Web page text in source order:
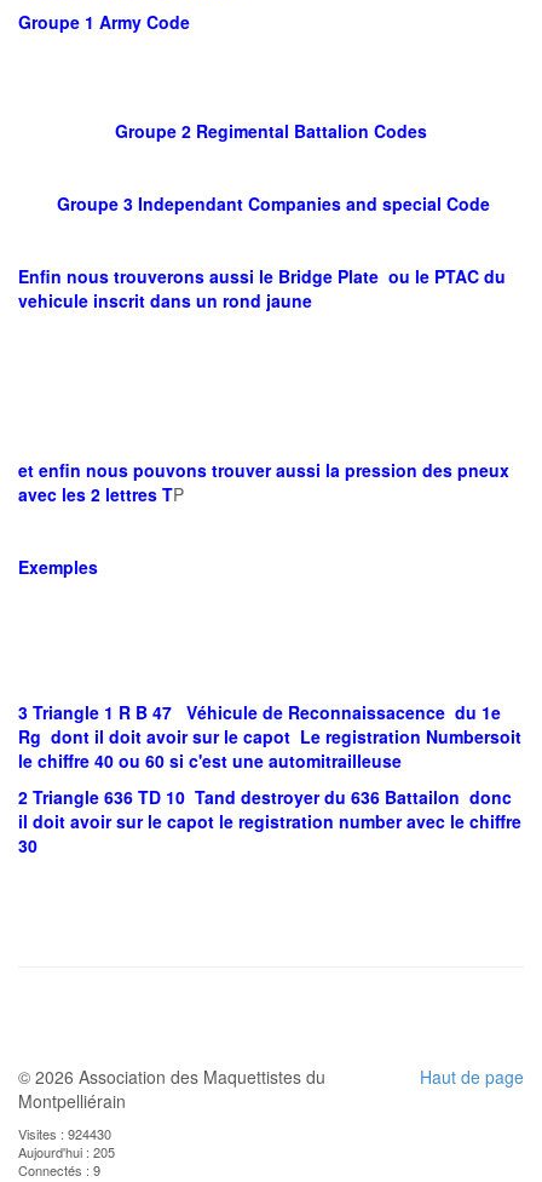
Groupe 1 Army Code
Groupe 2 Regimental Battalion Codes
Groupe 3 Independant Companies and special Code
Enfin nous trouverons aussi le Bridge Plate ou le PTAC du
vehicule inscrit dans un rond jaune
et enfin nous pouvons trouver aussi la pression des pneux
avec les 2 lettres TP
Exemples
3 Triangle 1 R B 47 Véhicule de Reconnaissacence du 1e
Rg dont il doit avoir sur le capot Le registration Numbersoit
le chiffre 40 ou 60 si c'est une automitrailleuse
2 Triangle 636 TD 10 Tand destroyer du 636 Battailon donc
il doit avoir sur le capot le registration number avec le chiffre
30
Haut de page
© 2026 Association des Maquettistes du
Montpelliérain
Visites : 924430
Aujourd'hui : 205
Connectés : 9